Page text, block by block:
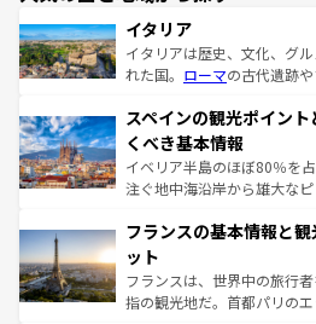
イタリア
イタリアは歴史、文化、グ
れた国。 ローマの古代遺跡
ろん、トスカーナの美しい
景など、自然景観も見逃せ
ピザやパスタなど、絶品の
できる。朝目覚めてから夜
なお、新着のイタリア情報は
しい。
スペインの観光ポイン
くべき基本情報
イベリア半島のほぼ80％を
注ぐ地中海沿岸から雄大な
文化が根付くこの国では、
れる闘牛、そして美味しい
る。首都マドリードの洗練
アートに溢れた街角から、
フランスの基本情報と
ット
フランスは、世界中の旅行
指の観光地だ。首都パリの